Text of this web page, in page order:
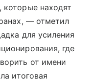
находят
— отметил
для усиления
где
от имени
итоговая